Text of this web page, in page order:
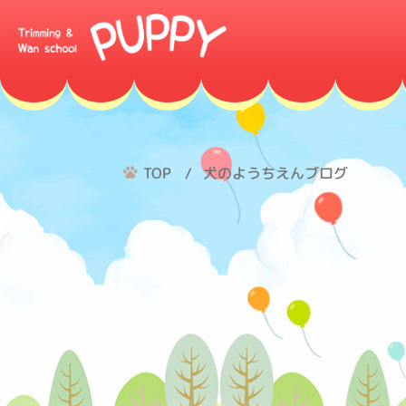
TOP 犬のようちえんブログ